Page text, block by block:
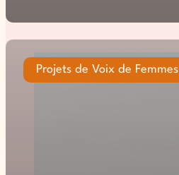
Projets de Voix de Femmes